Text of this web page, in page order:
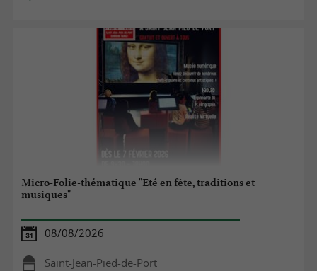
Micro-Folie-thématique "Eté en fête, traditions et
musiques"
08/08/2026
Saint-Jean-Pied-de-Port